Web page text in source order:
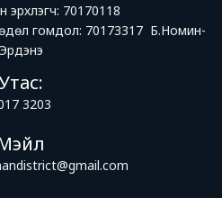
эрхлэгч: 70170118
гомдол: 70173317 Б.Номин-
Эрдэнэ
3203